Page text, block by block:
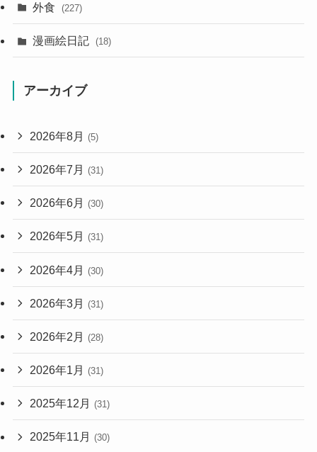
外食 (227)
漫画絵日記 (18)
アーカイブ
2026年8月 (5)
2026年7月 (31)
2026年6月 (30)
2026年5月 (31)
2026年4月 (30)
2026年3月 (31)
2026年2月 (28)
2026年1月 (31)
2025年12月 (31)
2025年11月 (30)